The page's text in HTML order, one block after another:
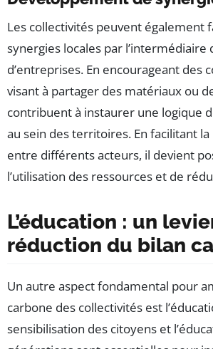
Les collectivités peuvent également
synergies locales par l’intermédiaire
d’entreprises. En encourageant des
visant à partager des matériaux ou
contribuent à instaurer une logique
au sein des territoires. En facilitant
entre différents acteurs, il devient
l’utilisation des ressources et de
L’éducation : un
réduction du bilan
Un autre aspect fondamental pour
carbone des collectivités est
sensibilisation des citoyens et